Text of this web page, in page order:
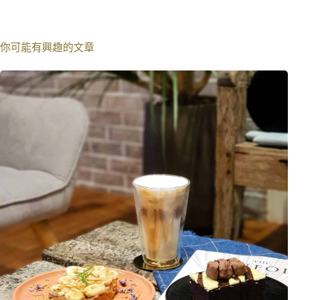
你可能有興趣的文章